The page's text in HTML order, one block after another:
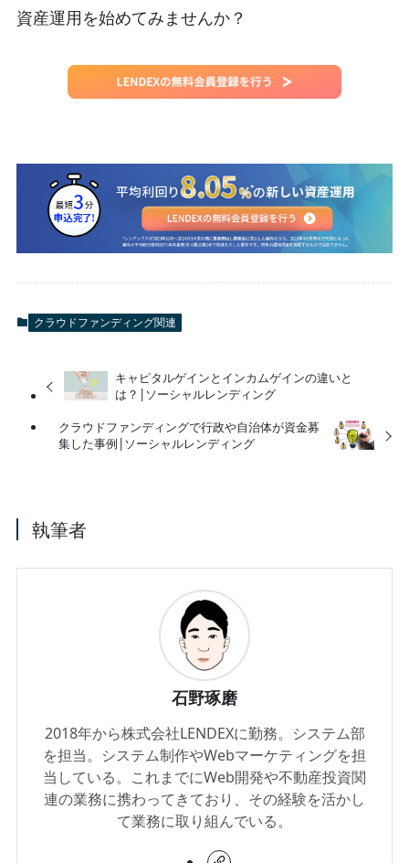
資産運用を始めてみませんか？
クラウドファンディング関連
キャピタルゲインとインカムゲインの違いと
は？|ソーシャルレンディング
クラウドファンディングで行政や自治体が資金募
集した事例|ソーシャルレンディング
執筆者
石野琢磨
2018年から株式会社LENDEXに勤務。システム部
を担当。システム制作やWebマーケティングを担
当している。これまでにWeb開発や不動産投資関
連の業務に携わってきており、その経験を活かし
て業務に取り組んでいる。